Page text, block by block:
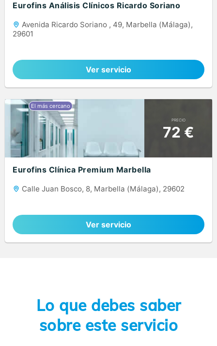
Eurofins Análisis Clínicos Ricardo Soriano
Avenida Ricardo Soriano , 49, Marbella (Málaga),
29601
Ver servicio
PRECIO
72 €
Eurofins Clínica Premium Marbella
Calle Juan Bosco, 8, Marbella (Málaga), 29602
Ver servicio
Lo que debes saber
sobre este servicio